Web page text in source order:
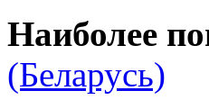
Наиболее
(Беларусь)